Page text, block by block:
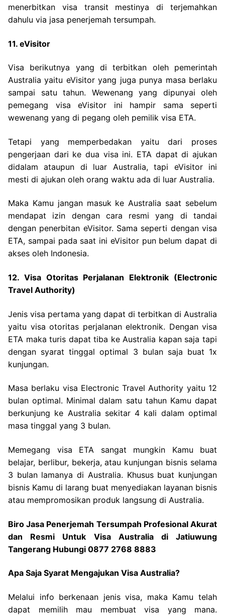
menerbitkan visa transit mestinya di terjemahkan
dahulu via jasa penerjemah tersumpah.
11. eVisitor
Visa berikutnya yang di terbitkan oleh pemerintah
Australia yaitu eVisitor yang juga punya masa berlaku
sampai satu tahun. Wewenang yang dipunyai oleh
pemegang visa eVisitor ini hampir sama seperti
wewenang yang di pegang oleh pemilik visa ETA.
Tetapi yang memperbedakan yaitu dari proses
pengerjaan dari ke dua visa ini. ETA dapat di ajukan
didalam ataupun di luar Australia, tapi eVisitor ini
mesti di ajukan oleh orang waktu ada di luar Australia.
Maka Kamu jangan masuk ke Australia saat sebelum
mendapat izin dengan cara resmi yang di tandai
dengan penerbitan eVisitor. Sama seperti dengan visa
ETA, sampai pada saat ini eVisitor pun belum dapat di
akses oleh Indonesia.
12. Visa Otoritas Perjalanan Elektronik (Electronic
Travel Authority)
Jenis visa pertama yang dapat di terbitkan di Australia
yaitu visa otoritas perjalanan elektronik. Dengan visa
ETA maka turis dapat tiba ke Australia kapan saja tapi
dengan syarat tinggal optimal 3 bulan saja buat 1x
kunjungan.
Masa berlaku visa Electronic Travel Authority yaitu 12
bulan optimal. Minimal dalam satu tahun Kamu dapat
berkunjung ke Australia sekitar 4 kali dalam optimal
masa tinggal yang 3 bulan.
Memegang visa ETA sangat mungkin Kamu buat
belajar, berlibur, bekerja, atau kunjungan bisnis selama
3 bulan lamanya di Australia. Khusus buat kunjungan
bisnis Kamu di larang buat menyediakan layanan bisnis
atau mempromosikan produk langsung di Australia.
Biro Jasa Penerjemah Tersumpah Profesional Akurat
dan Resmi Untuk Visa Australia di Jatiuwung
Tangerang Hubungi 0877 2768 8883
Apa Saja Syarat Mengajukan Visa Australia?
Melalui info berkenaan jenis visa, maka Kamu telah
dapat memilih mau membuat visa yang mana.